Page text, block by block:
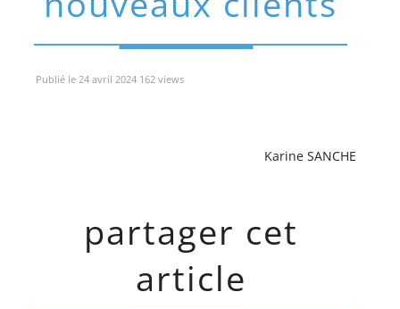
Publié le 24 avril 2024 162 views
Karine SANCHE
partager cet
article